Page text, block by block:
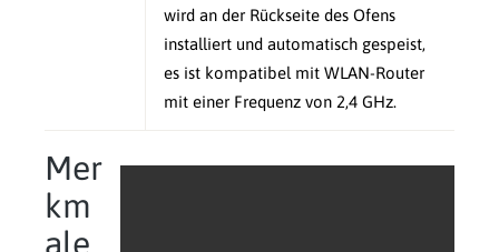
wird an der Rückseite des Ofens
installiert und automatisch gespeist,
es ist kompatibel mit WLAN-Router
mit einer Frequenz von 2,4 GHz.
Mer
km
ale